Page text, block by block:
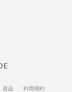
返品 利用規約